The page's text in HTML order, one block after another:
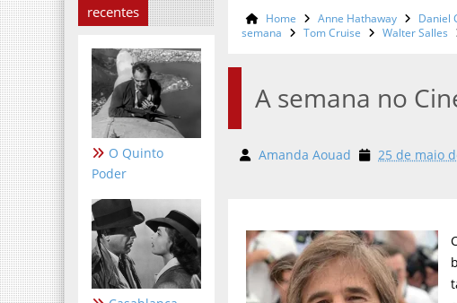
recentes
O Quinto
Poder
Home Anne Hathaway Daniel
semana
Tom Cruise Walter Salles
A semana no
Amanda Aouad 25 de maio